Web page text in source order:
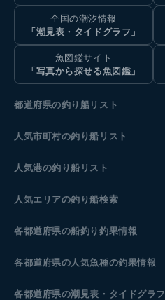
全国の潮汐情報
「潮見表・タイドグラフ」
魚図鑑サイト
「写真から探せる魚図鑑」
都道府県の釣り船リスト
人気市町村の釣り船リスト
人気港の釣り船リスト
人気エリアの釣り船検索
各都道府県の船釣り釣果情報
各都道府県の人気魚種の釣果情報
各都道府県の潮見表 ・タイドグラフ